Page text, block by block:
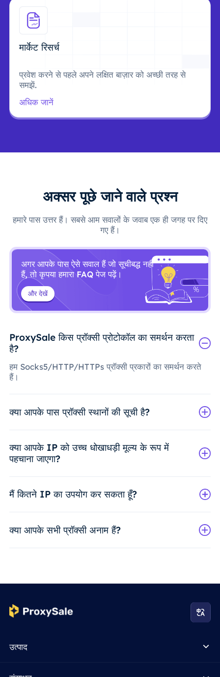
मार्केट रिसर्च
प्रवेश करने से पहले अपने लक्षित बाज़ार को अच्छी तरह से
समझें.
अधिक जानें
अक्सर पूछे जाने वाले प्रश्न
हमारे पास उत्तर हैं। सबसे आम सवालों के जवाब एक ही जगह पर दिए
गए हैं।
अगर आपके पास ऐसे सवाल हैं जो सूचीबद्ध नहीं
हैं, तो कृपया हमारा FAQ पेज पढ़ें।
और देखें
ProxySale किस प्रॉक्सी प्रोटोकॉल का समर्थन करता
है?
हम Socks5/HTTP/HTTPs प्रॉक्सी प्रकारों का समर्थन करते
हैं।
क्या आपके पास प्रॉक्सी स्थानों की सूची है?
क्या आपके IP को उच्च धोखाधड़ी मूल्य के रूप में
पहचाना जाएगा?
मैं कितने IP का उपयोग कर सकता हूँ?
क्या आपके सभी प्रॉक्सी अनाम हैं?
उत्पाद